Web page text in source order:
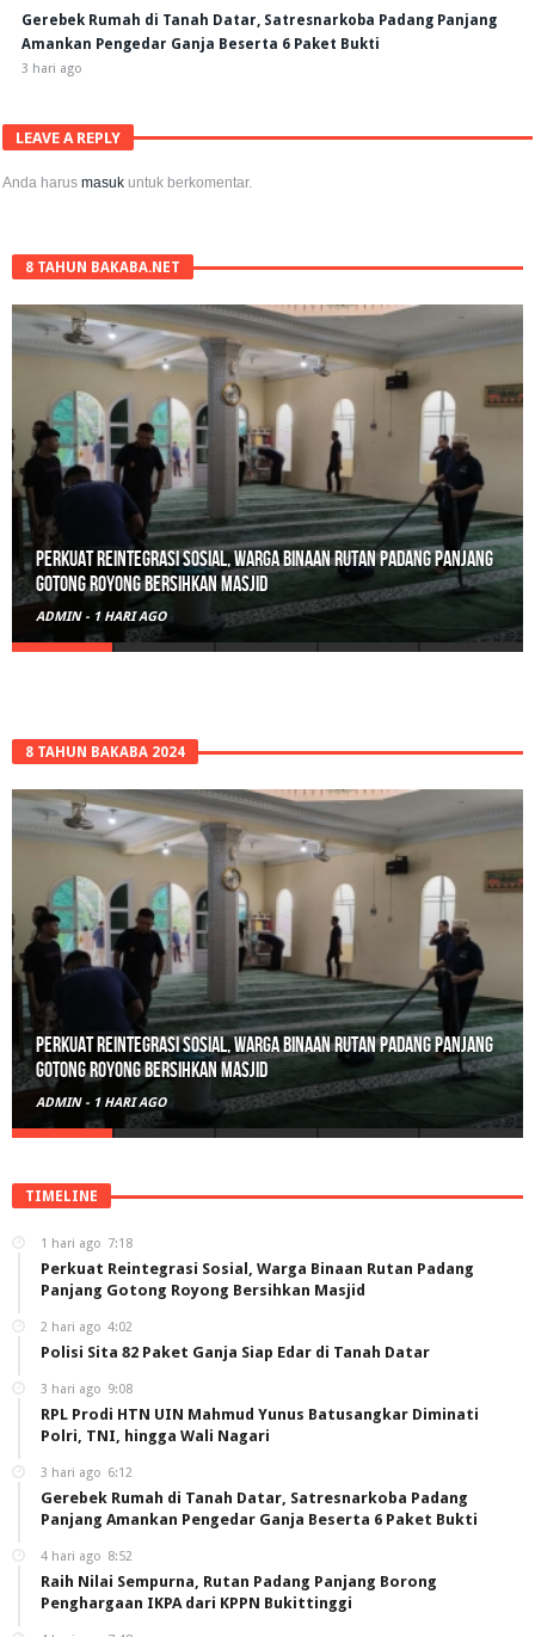
Gerebek Rumah di Tanah Datar, Satresnarkoba Padang Panjang
Amankan Pengedar Ganja Beserta 6 Paket Bukti
3 hari ago
LEAVE A REPLY
Anda harusmasuk untuk berkomentar.
8 TAHUN BAKABA.NET
Polisi Sita 82 Paket Ganja Siap Edar di Tanah Datar
ADMIN - 2 HARI AGO
8 TAHUN BAKABA 2024
Polisi Sita 82 Paket Ganja Siap Edar di Tanah Datar
ADMIN - 2 HARI AGO
TIMELINE
1 hari ago 7:18
Perkuat Reintegrasi Sosial, Warga Binaan Rutan Padang
Panjang Gotong Royong Bersihkan Masjid
2 hari ago 4:02
Polisi Sita 82 Paket Ganja Siap Edar di Tanah Datar
3 hari ago 9:08
RPL Prodi HTN UIN Mahmud Yunus Batusangkar Diminati
Polri, TNI, hingga Wali Nagari
3 hari ago 6:12
Gerebek Rumah di Tanah Datar, Satresnarkoba Padang
Panjang Amankan Pengedar Ganja Beserta 6 Paket Bukti
4 hari ago 8:52
Raih Nilai Sempurna, Rutan Padang Panjang Borong
Penghargaan IKPA dari KPPN Bukittinggi